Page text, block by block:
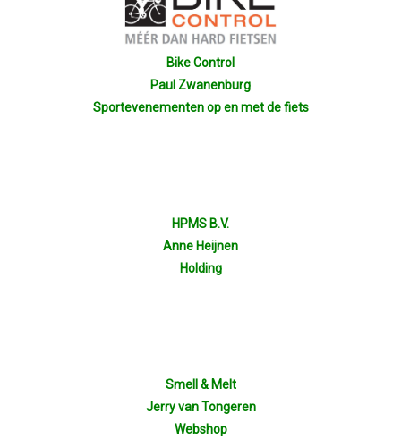
Bike Control
Paul Zwanenburg
Sportevenementen op en met de fiets
HPMS B.V.
Anne Heijnen
Holding
Smell & Melt
Jerry van Tongeren
Webshop